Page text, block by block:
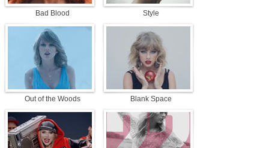
Bad Blood Style
Out of the Woods Blank Space